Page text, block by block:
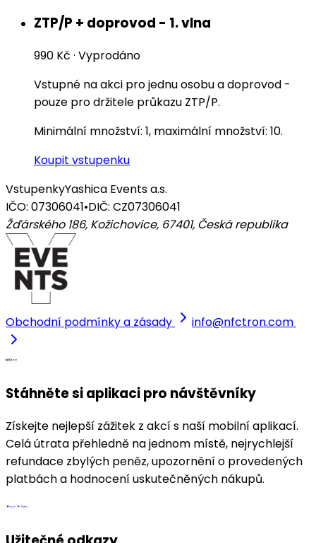
ZTP/P + doprovod - 1. vlna
990 Kč · Vyprodáno
Vstupné na akci pro jednu osobu a doprovod -
pouze pro držitele průkazu ZTP/P.
Minimální množství: 1, maximální množství: 10.
Koupit vstupenku
VstupenkyYashica Events a.s.
IČO: 07306041•DIČ: CZ07306041
Žďárského 186, Kožichovice, 67401, Česká republika
Obchodní podmínky a zásady info@nfctron.com
Stáhněte si aplikaci pro návštěvníky
Získejte nejlepší zážitek z akcí s naší mobilní aplikací.
Celá útrata přehledně na jednom místě, nejrychlejší
refundace zbylých peněz, upozornění o provedených
platbách a hodnocení uskutečněných nákupů.